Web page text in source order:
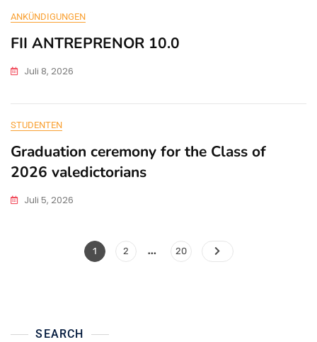
ANKÜNDIGUNGEN
FII ANTREPRENOR 10.0
Juli 8, 2026
STUDENTEN
Graduation ceremony for the Class of
2026 valedictorians
Juli 5, 2026
Seitennummerierung
Page
1 Page
2 … Page
20
SEARCH